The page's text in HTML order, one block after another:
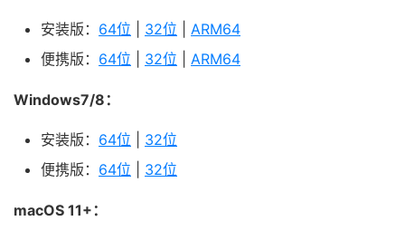
安装版： 64位 32位
ARM64
便携版： 64位 32位 ARM64
Windows7/8：
安装版： 64位
32位
便携版： 64位 32位
macOS 11+：